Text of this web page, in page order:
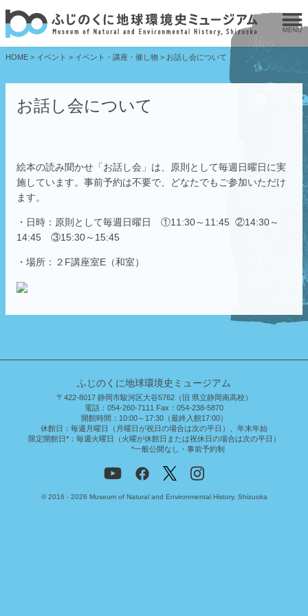
HOME > イベント > イベント・講座・催し物 > お話し会について
お話し会について
絵本の読み聞かせ「お話し会」は、原則として毎週日曜日に実
施しています。事前予約は不要で、どなたでもご参加いただけ
ます。
・日時：原則として毎週日曜日 ①11:30～11:45 ②14:30～
14:45 ③15:30～15:45
・場所：２F講座室E（和室）
ふじのくに地球環境史ミュージアム
〒422-8017 静岡市駿河区大谷5762（旧 県立静岡南高校）
電話：054-260-7111 Fax：054-238-5870
開館時間： 10:00～17:30（最終入館17:00）
休館日： 毎週月曜日（月曜日が祝日の場合は次の平日）、年末年始
限定開館日*： 毎週火曜日（火曜が休館日または祝休日の場合は次の平日）
*一般公開なし・事前予約制
© 2016 - 2026 Museum of Natural and Environmental History, Shizuoka